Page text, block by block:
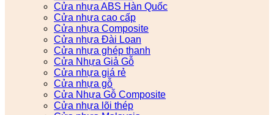
Cửa nhựa ABS Hàn Quốc
Cửa nhựa cao cấp
Cửa nhựa Composite
Cửa nhựa Đài Loan
Cửa nhựa ghép thanh
Cửa Nhựa Giả Gỗ
Cửa nhựa giá rẻ
Cửa nhựa gỗ
Cửa Nhựa Gỗ Composite
Cửa nhựa lõi thép